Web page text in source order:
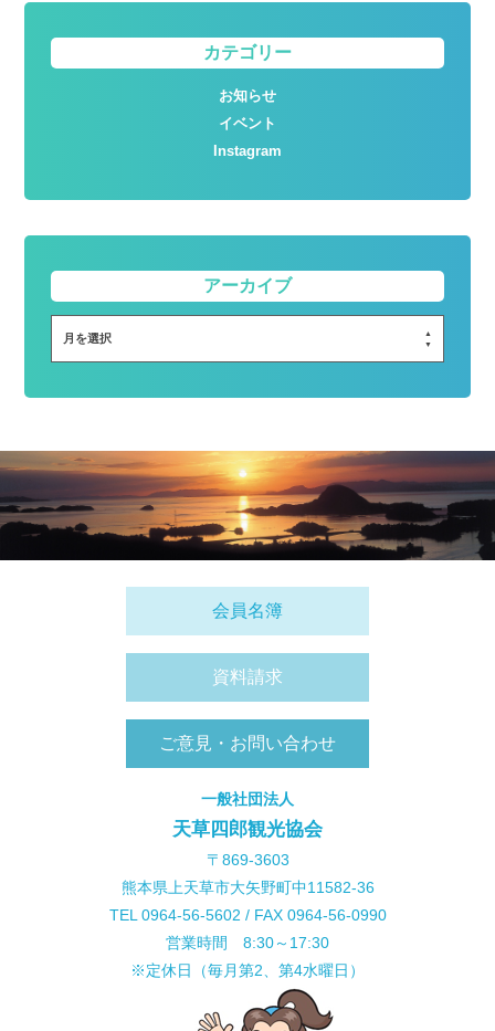
カテゴリー
お知らせ
イベント
Instagram
アーカイブ
月を選択
会員名簿
資料請求
ご意見・お問い合わせ
一般社団法人
天草四郎観光協会
〒869-3603
熊本県上天草市大矢野町中11582-36
TEL 0964-56-5602 / FAX 0964-56-0990
営業時間 8:30～17:30
※定休日（毎月第2、第4水曜日）